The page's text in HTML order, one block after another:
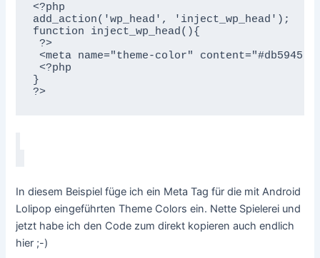
<?php
add_action('wp_head', 'inject_wp_head');
function inject_wp_head(){
?>
<meta name="theme-color" content="#db5945">
<?php
}
In diesem Beispiel füge ich ein Meta Tag für die mit Android
Lolipop eingeführten Theme Colors ein. Nette Spielerei und
jetzt habe ich den Code zum direkt kopieren auch endlich
hier ;-)